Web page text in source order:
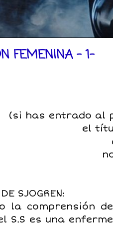
FEMENINA - 1-
(si has entrado al
el
SJOGREN:
la comprensión
S.S es una